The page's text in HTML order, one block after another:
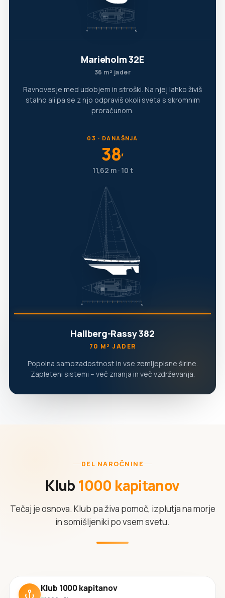
Marieholm 32E
36 m² jader
Ravnovesje med udobjem in stroški. Na njej lahko živiš
stalno ali pa se z njo odpraviš okoli sveta s skromnim
proračunom.
03 · DANAŠNJA
38′
11,62 m · 10 t
Hallberg-Rassy 382
70 M² JADER
Popolna samozadostnost in vse zemljepisne širine.
Zapleteni sistemi – več znanja in več vzdrževanja.
DEL NAROČNINE
Klub 1000 kapitanov
Tečaj je osnova. Klub pa živa pomoč, izplutja na morje
in somišljeniki po vsem svetu.
Klub 1000 kapitanov